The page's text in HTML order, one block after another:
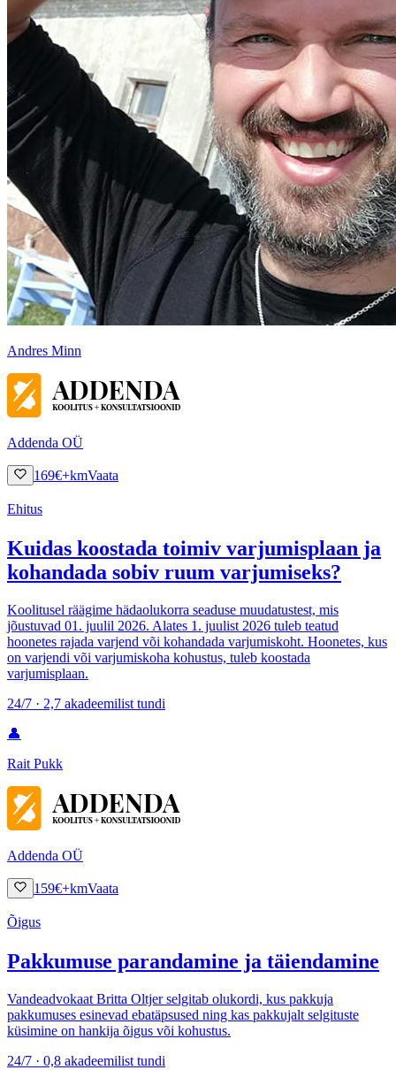
Andres Minn
Addenda OÜ
169€+kmVaata
Ehitus
Kuidas koostada toimiv varjumisplaan ja
kohandada sobiv ruum varjumiseks?
Koolitusel räägime hädaolukorra seaduse muudatustest, mis
jõustuvad 01. juulil 2026. Alates 1. juulist 2026 tuleb teatud
hoonetes rajada varjend või kohandada varjumiskoht. Hoonetes, kus
on varjendi või varjumiskoha kohustus, tuleb koostada
varjumisplaan.
24/7 · 2,7 akadeemilist tundi
👤
Rait Pukk
Addenda OÜ
159€+kmVaata
Õigus
Pakkumuse parandamine ja täiendamine
Vandeadvokaat Britta Oltjer selgitab olukordi, kus pakkuja
pakkumuses esinevad ebatäpsused ning kas pakkujalt selgituste
küsimine on hankija õigus või kohustus.
24/7 · 0,8 akadeemilist tundi